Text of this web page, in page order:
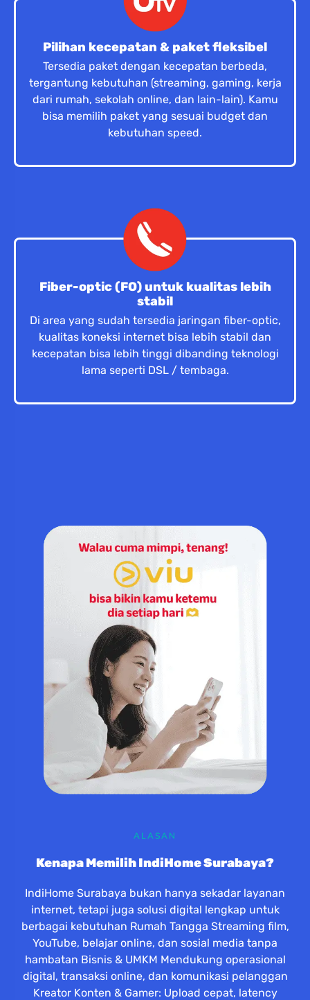
Pilihan kecepatan & paket fleksibel
Tersedia paket dengan kecepatan berbeda,
tergantung kebutuhan (streaming, gaming, kerja
dari rumah, sekolah online, dan lain-lain). Kamu
bisa memilih paket yang sesuai budget dan
kebutuhan speed.
Fiber-optic (FO) untuk kualitas lebih
stabil
Di area yang sudah tersedia jaringan fiber-optic,
kualitas koneksi internet bisa lebih stabil dan
kecepatan bisa lebih tinggi dibanding teknologi
lama seperti DSL / tembaga.
ALASAN
Kenapa Memilih IndiHome Surabaya?
IndiHome Surabaya bukan hanya sekadar layanan
internet, tetapi juga solusi digital lengkap untuk
berbagai kebutuhan Rumah Tangga Streaming film,
YouTube, belajar online, dan sosial media tanpa
hambatan Bisnis & UMKM Mendukung operasional
digital, transaksi online, dan komunikasi pelanggan
Kreator Konten & Gamer: Upload cepat, latency